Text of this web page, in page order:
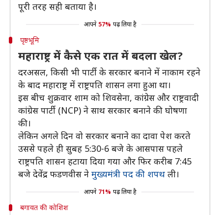
पूरी तरह सही बताया है।
आपने 57% पढ़ लिया है
पृष्ठभूमि
महाराष्ट्र में कैसे एक रात में बदला खेल?
दरअसल, किसी भी पार्टी के सरकार बनाने में नाकाम रहने
के बाद महाराष्ट्र में राष्ट्रपति शासन लगा हुआ था।
इस बीच शुक्रवार शाम को शिवसेना, कांग्रेस और राष्ट्रवादी
कांग्रेस पार्टी (NCP) ने साथ सरकार बनाने की घोषणा
की।
लेकिन अगले दिन वो सरकार बनाने का दावा पेश करते
उससे पहले ही सुबह 5:30-6 बजे के आसपास पहले
राष्ट्रपति शासन हटाया दिया गया और फिर करीब 7:45
बजे देवेंद्र फडणवीस ने मुख्यमंत्री पद की शपथ ली।
आपने 71% पढ़ लिया है
बगावत की कोशिश